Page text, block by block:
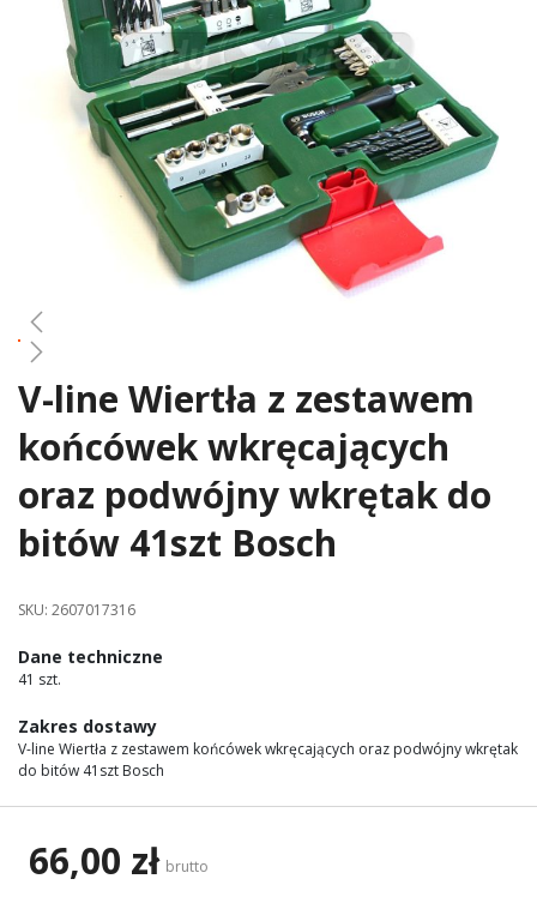
gallery
Skip
the
of
the
images
V-line Wiertła z zestawem
końcówek wkręcających
oraz podwójny wkrętak do
bitów 41szt Bosch
SKU: 2607017316
Dane techniczne
41 szt.
Zakres dostawy
V-line Wiertła z zestawem końcówek wkręcających oraz podwójny wkrętak
do bitów 41szt Bosch
66,00 zł brutto